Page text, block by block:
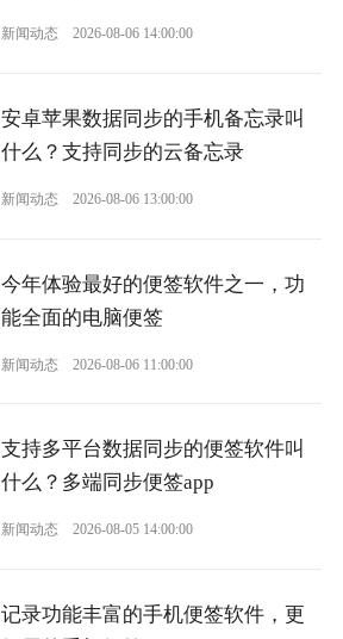
新闻动态 2026-08-06 14:00:00
安卓苹果数据同步的手机备忘录叫
什么？支持同步的云备忘录
新闻动态 2026-08-06 13:00:00
今年体验最好的便签软件之一，功
能全面的电脑便签
新闻动态 2026-08-06 11:00:00
支持多平台数据同步的便签软件叫
什么？多端同步便签app
新闻动态 2026-08-05 14:00:00
记录功能丰富的手机便签软件，更